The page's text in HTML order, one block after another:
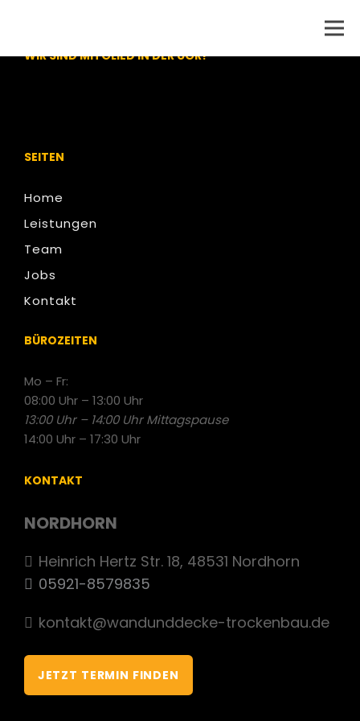
WIR SIND MITGLIED IN DER UGR!
SEITEN
Home
Leistungen
Team
Jobs
Kontakt
BÜROZEITEN
Mo – Fr:
08:00 Uhr – 13:00 Uhr
13:00 Uhr – 14:00 Uhr Mittagspause
14:00 Uhr – 17:30 Uhr
KONTAKT
NORDHORN
Heinrich Hertz Str. 18, 48531 Nordhorn
05921-8579835
kontakt@wandunddecke-trockenbau.de
JETZT TERMIN FINDEN